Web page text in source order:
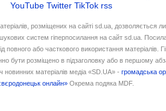
YouTube Twitter TikTok rss
розміщених на сайті sd.ua, дозволяється
систем гіперпосилання на сайт sd.ua.
повного або часткового використання матеріалів.
бути розміщено в підзаголовку або в першому
новинних матеріалів медіа «SD.UA» -громадська
онлайн» Окрема подяка MDF.